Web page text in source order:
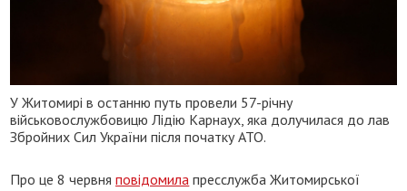
У Житомирі в останню путь провели 57-річну
військовослужбовицю Лідію Карнаух, яка долучилася до лав
Збройних Сил України після початку АТО.
Про це 8 червняповідомила пресслужба Житомирської